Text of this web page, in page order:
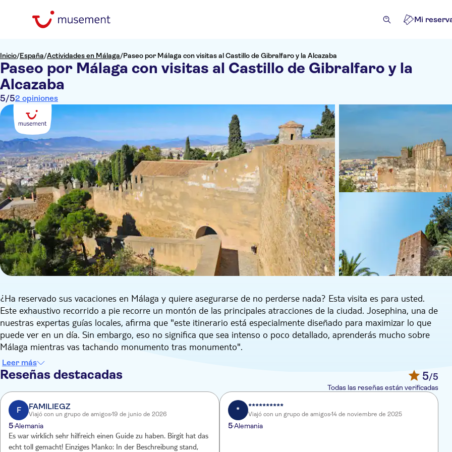
Mi
Inicio/España/Actividades en Málaga/Paseo por Málaga con visitas al Castillo de Gibralfaro y la Alcazaba
Paseo por Málaga con visitas al Castillo de Gibralfaro y la
Alcazaba
5/52 opiniones
¿Ha reservado sus vacaciones en Málaga y quiere asegurarse de no perderse nada? Esta visita es para usted.
Este exhaustivo recorrido a pie recorre un montón de las principales atracciones de la ciudad. Josephina, una de
nuestras expertas guías locales, afirma que "este itinerario está especialmente diseñado para maximizar lo que
puede ver en un día. Sin embargo, eso no significa que sea intenso o poco detallado, aprenderás mucho sobre
Málaga mientras vas tachando monumento tras monumento".
Tras reunirse con su guía, se dirigirá a su primera parada, el Castillo de Gibralfaro. Este lugar se estableció en la
cima del monte Gibralfaro cuando los fenicios dominaban esta parte de España, allá por el siglo VIII antes de
Cristo. Aparte de la gran cantidad de historia que alberga, su ubicación en lo alto de una colina significa una
cosa: vistas. Tendrá tiempo de sobra para fotografiar la ciudad y la costa antes de dirigirse a otra fortaleza, la
Alcazaba de Málaga. Esta alcazaba se construyó en el siglo XI, durante un periodo de dominación musulmana,
por lo que su arquitectura es muy diferente a la del resto de Málaga.
Desde aquí, se adentrará en el centro de Málaga de camino al puerto. El guía de esta visita es un experto que
conoce la ciudad como la palma de su mano, por lo que le explicará cómo es la vida cotidiana en Málaga.
Leer más
Reseñas destacadas 5/5
Todas las reseñas están verificadas
F FAMILIEGZ
Viajó con un grupo de amigos19 de junio de 2026
5Alemania
Es war wirklich sehr hilfreich einen Guide zu haben. Birgit hat das
echt toll gemacht! Einziges Manko: In der Beschreibung stand,
* **********
Viajó con un grupo de amigos14 de noviembre de 2025
5Alemania